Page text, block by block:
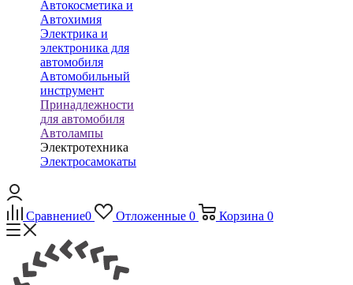
Автокосметика и
Автохимия
Электрика и
электроника для
автомобиля
Автомобильный
инструмент
Принадлежности
для автомобиля
Автолампы
Электротехника
Электросамокаты
Сравнение0 Отложенные 0 Корзина 0